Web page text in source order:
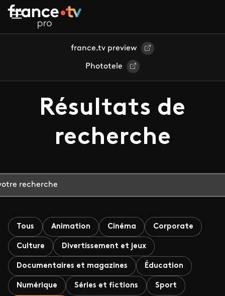
Aller au contenu principal
france.tv preview
Phototele
Résultats de
recherche
Tous Animation Cinéma Corporate
Culture Divertissement et jeux
Documentaires et magazines Éducation
Numérique Séries et fictions Sport